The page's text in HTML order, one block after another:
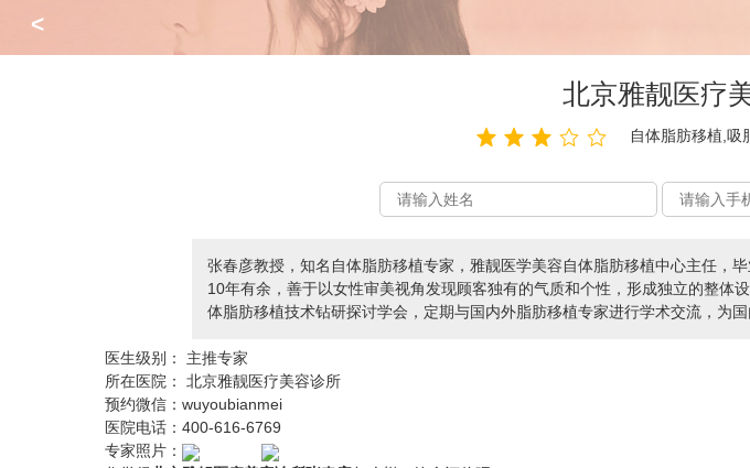
<
北京雅靓医疗
自体脂肪移植,吸
张春彦教授，知名自体脂肪移植专家，雅靓医学美容自体脂肪移植中心主任，
10年有余，善于以女性审美视角发现顾客独有的气质和个性，形成独立的整体
体脂肪移植技术钻研探讨学会，定期与国内外脂肪移植专家进行学术交流，为
医生级别：
主推专家
所在医院：
北京雅靓医疗美容诊所
预约微信：wuyoubianmei
医院电话：400-616-6769
专家照片：